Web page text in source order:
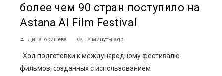
более чем 90 стран поступило на
Astana AI Film Festival
Дина Акишева 18 минуты ago
Ход подготовки к международному фестивалю
фильмов, созданных с использованием